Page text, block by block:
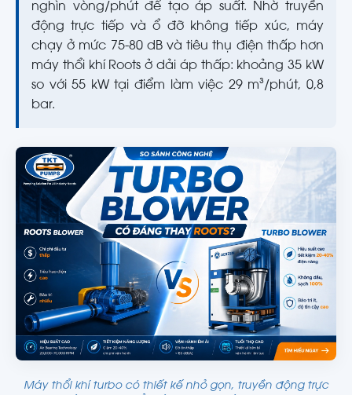
nghìn vòng/phút để tạo áp suất. Nhờ truyền
động trực tiếp và ổ đỡ không tiếp xúc, máy
chạy ở mức 75-80 dB và tiêu thụ điện thấp hơn
máy thổi khí Roots ở dải áp thấp: khoảng 35 kW
so với 55 kW tại điểm làm việc 29 m³/phút, 0,8
bar.
Máy thổi khí turbo có thiết kế nhỏ gọn, truyền động trực